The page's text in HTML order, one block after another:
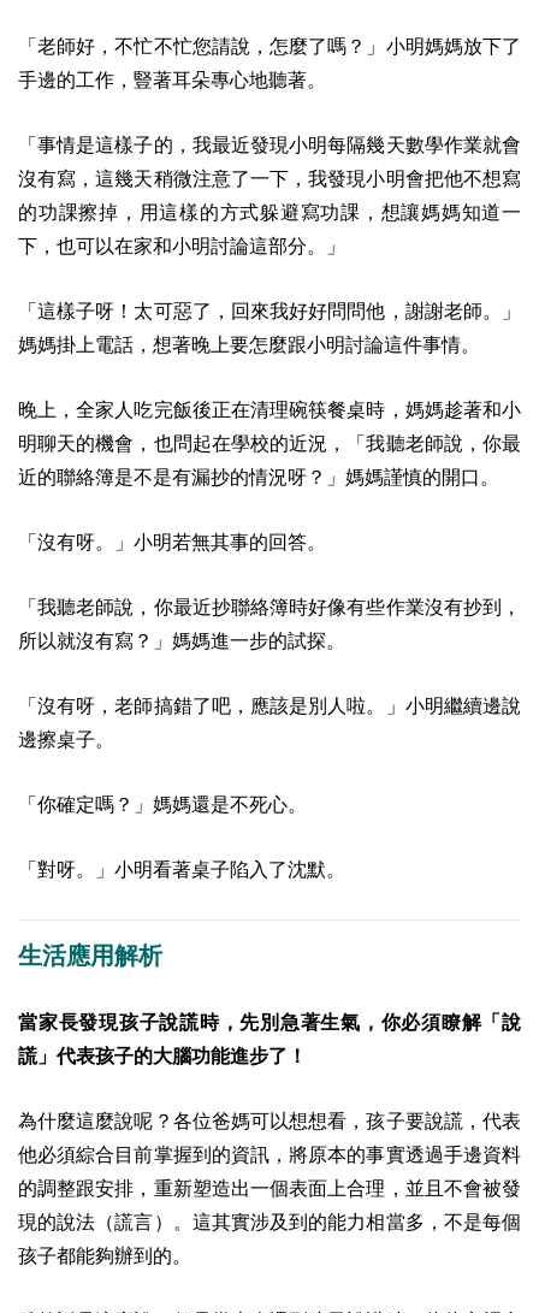
「老師好，不忙不忙您請說，怎麼了嗎？」小明媽媽放下了
手邊的工作，豎著耳朵專心地聽著。
「事情是這樣子的，我最近發現小明每隔幾天數學作業就會
沒有寫，這幾天稍微注意了一下，我發現小明會把他不想寫
的功課擦掉，用這樣的方式躲避寫功課，想讓媽媽知道一
下，也可以在家和小明討論這部分。」
「這樣子呀！太可惡了，回來我好好問問他，謝謝老師。」
媽媽掛上電話，想著晚上要怎麼跟小明討論這件事情。
晚上，全家人吃完飯後正在清理碗筷餐桌時，媽媽趁著和小
明聊天的機會，也問起在學校的近況，「我聽老師說，你最
近的聯絡簿是不是有漏抄的情況呀？」媽媽謹慎的開口。
「沒有呀。」小明若無其事的回答。
「我聽老師說，你最近抄聯絡簿時好像有些作業沒有抄到，
所以就沒有寫？」媽媽進一步的試探。
「沒有呀，老師搞錯了吧，應該是別人啦。」小明繼續邊說
邊擦桌子。
「你確定嗎？」媽媽還是不死心。
「對呀。」小明看著桌子陷入了沈默。
生活應用解析
當家長發現孩子說謊時，先別急著生氣，你必須瞭解「說
謊」代表孩子的大腦功能進步了！
為什麼這麼說呢？各位爸媽可以想想看，孩子要說謊，代表
他必須綜合目前掌握到的資訊，將原本的事實透過手邊資料
的調整跟安排，重新塑造出一個表面上合理，並且不會被發
現的說法（謊言）。這其實涉及到的能力相當多，不是每個
孩子都能夠辦到的。